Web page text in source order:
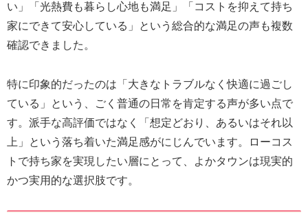
い」「光熱費も暮らし心地も満足」「コストを抑えて持ち
家にできて安心している」という総合的な満足の声も複数
確認できました。
特に印象的だったのは「大きなトラブルなく快適に過ごし
ている」という、ごく普通の日常を肯定する声が多い点で
す。派手な高評価ではなく「想定どおり、あるいはそれ以
上」という落ち着いた満足感がにじんでいます。ローコス
トで持ち家を実現したい層にとって、よかタウンは現実的
かつ実用的な選択肢です。